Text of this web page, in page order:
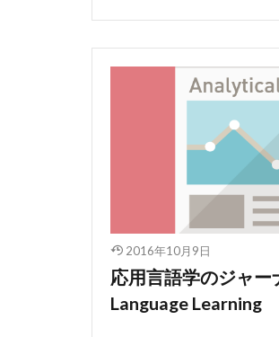
2016年10月9日
応用言語学のジャ
Language Learning